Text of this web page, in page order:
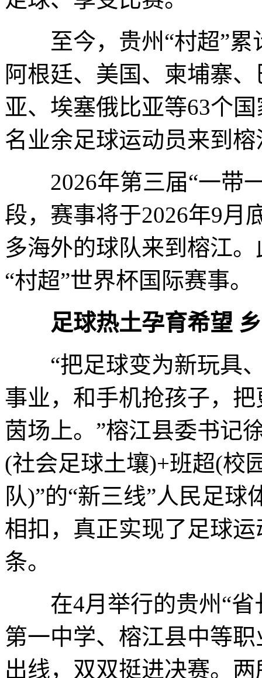
至今，贵州“村超”累
阿根廷、美国、柬埔寨
亚、埃塞俄比亚等63个
名业余足球运动员来到
2026年第三届“一带一
段，赛事将于2026年9月
多海外的球队来到榕江
“村超”世界杯国际赛事。
足球热土孕育希望
“把足球变为新玩具、
事业，和手机抢孩子，
茵场上。”榕江县委书记
(社会足球土壤)+班超(校
队)”的“新三线”人民足
相扣，真正实现了足球
条。
在4月举行的贵州“省
第一中学、榕江县中等
出线，双双挺进决赛。